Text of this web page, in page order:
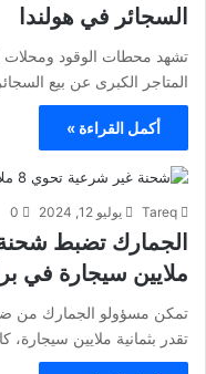
السجائر في هولندا
تشهد محطات الوقود ومحلات
المتاجر الكبرى عن بيع
أكمل القراءة »
Tareq يوليو 12, 2024 0
ملايين سيجارة في
تمكن مسؤولو الجمارك من
تقدر بثمانية ملايين